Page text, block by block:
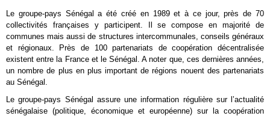
Le groupe-pays Sénégal a été créé en 1989 et à ce jour, près de 70
collectivités françaises y participent. Il se compose en majorité de
communes mais aussi de structures intercommunales, conseils généraux
et régionaux. Près de 100 partenariats de coopération décentralisée
existent entre la France et le Sénégal. A noter que, ces dernières années,
un nombre de plus en plus important de régions nouent des partenariats
au Sénégal.
Le groupe-pays Sénégal assure une information régulière sur l’actualité
sénégalaise (politique, économique et européenne) sur la coopération